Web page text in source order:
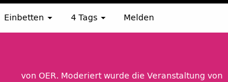
Einbetten 4 Tags Melden